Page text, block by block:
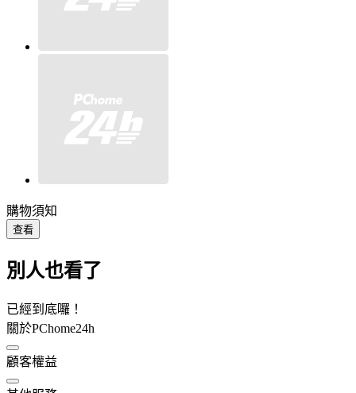
購物須知
查看
別人也看了
已經到底囉！
關於PChome24h
顧客權益